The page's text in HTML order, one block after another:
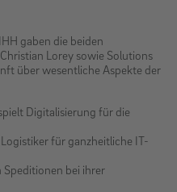
gaben die beiden
Lorey sowie Solutions
über wesentliche Aspekte der
Digitalisierung für die
für ganzheitliche IT-
bei ihrer